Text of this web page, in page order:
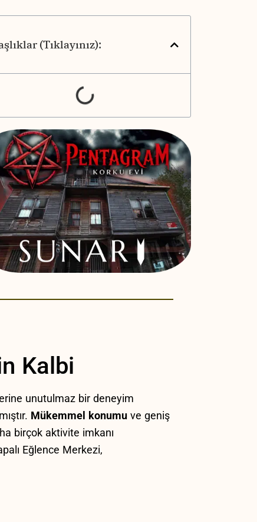
(Tıklayınız):
Kalbi
unutulmaz bir⁢ deneyim
Mükemmel konumu ve geniş
birçok aktivite imkanı
Eğlence Merkezi,